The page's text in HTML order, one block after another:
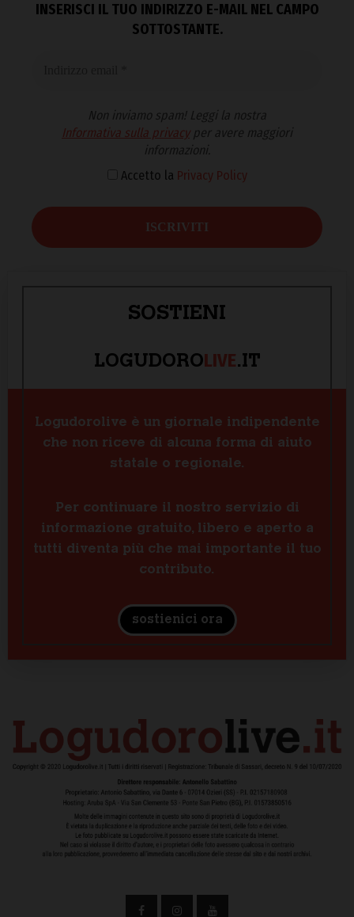
INSERISCI IL TUO INDIRIZZO E-MAIL NEL CAMPO
SOTTOSTANTE.
Non inviamo spam! Leggi la nostra
Informativa sulla privacyper avere maggiori
informazioni.
Accetto la Privacy Policy
SOSTIENI
LOGUDOROLIVE.IT
Logudorolive è un giornale indipendente
che non riceve di alcuna forma di aiuto
statale o regionale.
Per continuare il nostro servizio di
informazione gratuito, libero e aperto a
tutti diventa più che mai importante il tuo
contributo.
sostienici ora